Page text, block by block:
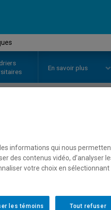
En savoir plus
Administration :
historiques
Horaire -
informations qui nous
des contenus vidéo, d’analyser
votre choix en sélectionnant
Tout refuser
les témoins